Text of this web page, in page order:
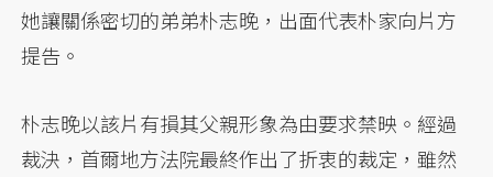
她讓關係密切的弟弟朴志晚，出面代表朴家向片方
提告。
朴志晚以該片有損其父親形象為由要求禁映。經過
裁決，首爾地方法院最終作出了折衷的裁定，雖然